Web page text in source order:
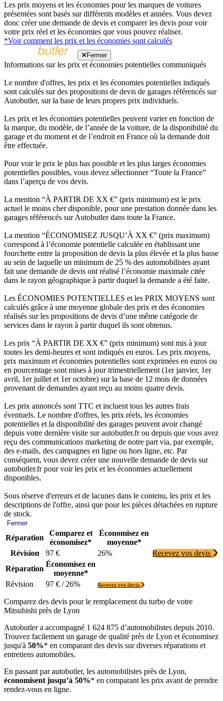
Les prix moyens et les économies pour les marques de voitures
présentées sont basés sur différents modèles et années. Vous devez
donc créer une demande de devis et comparer les devis pour voir
votre prix réel et les économies que vous pouvez réaliser.
*Voir comment les prix et les économies sont calculés
Fermer
Informations sur les prix et économies potentielles communiqués
Le nombre d'offres, les prix et les économies potentielles indiqués
sont calculés sur des propositions de devis de garages référencés sur
Autobutler, sur la base de leurs propres prix individuels.
Les prix et les économies potentielles peuvent varier en fonction de
la marque, du modèle, de l’année de la voiture, de la disponibilité du
garage et du moment et de l’endroit en France où la demande doit
être effectuée.
Pour voir le prix le plus bas possible et les plus larges économies
potentielles possibles, vous devez sélectionner “Toute la France”
dans l’aperçu de vos devis.
La mention “À PARTIR DE XX €” (prix minimum) est le prix
actuel le moins cher disponible, pour une prestation donnée dans les
garages référencés sur Autobutler dans toute la France.
La mention “ÉCONOMISEZ JUSQU’À XX €” (prix maximum)
correspond à l’économie potentielle calculée en établissant une
fourchette entre la proposition de devis la plus élevée et la plus basse
au sein de laquelle un minimum de 25 % des automobilistes ayant
fait une demande de devis ont réalisé l’économie maximale citée
dans le rayon géographique à partir duquel la demande a été faite.
Les ÉCONOMIES POTENTIELLES et les PRIX MOYENS sont
calculés grâce à une moyenne globale des prix et des économies
réalisés sur les propositions de devis d’une même catégorie de
services dans le rayon à partir duquel ils sont obtenus.
Les prix “À PARTIR DE XX €” (prix minimum) sont mis à jour
toutes les demi-heures et sont indiqués en euros. Les prix moyens,
prix maximum et économies potentielles sont exprimées en euros ou
en pourcentage sont mises à jour trimestriellement (1er janvier, 1er
avril, 1er juillet et 1er octobre) sur la base de 12 mois de données
provenant de demandes ayant reçu au moins quatre devis.
Les prix annoncés sont TTC et incluent tous les autres frais
éventuels. Le nombre d'offres, les prix réels, les économies
potentielles et la disponibilité des garages peuvent avoir changé
depuis votre dernière visite sur autobutler.fr ou depuis que vous avez
reçu des communications marketing de notre part via, par exemple,
des e-mails, des campagnes en ligne ou hors ligne, etc. Par
conséquent, vous devez créer une nouvelle demande de devis sur
autobutler.fr pour voir les prix et les économies actuellement
disponibles.
Sous réserve d'erreurs et de lacunes dans le contenu, les prix et les
descriptions de l'offre, ainsi que pour les pièces détachées en rupture
de stock.
Fermer
Réparation
Comparez et
économisez*
Économisez en
moyenne*
Révision
97 € 26%
Recevez vos devis
Réparation
Économisez en
moyenne*
Révision
97 € / 26% Recevez vos devis
Comparez des devis pour le remplacement du turbo de votre
Mitsubishi près de Lyon
Autobutler a accompagné 1 624 875 d’automobilistes depuis 2010.
Trouvez facilement un garage de qualité près de Lyon et économisez
jusqu'à 50%* en comparant des devis sur diverses réparations et
entretiens automobiles.
En passant par autobutler, les automobilistes près de Lyon,
économisent jusqu’à 50%* en comparant les prix avant de prendre
rendez-vous en ligne.